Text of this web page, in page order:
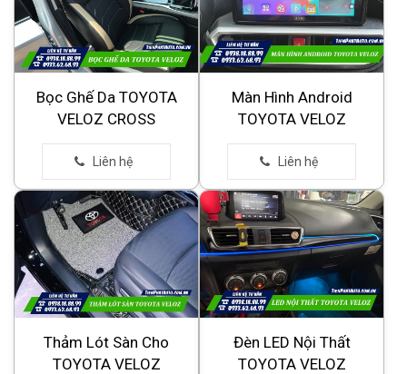
Bọc Ghế Da TOYOTA
VELOZ CROSS
Màn Hình Android
TOYOTA VELOZ
Thảm Lót Sàn Cho
TOYOTA VELOZ
Đèn LED Nội Thất
TOYOTA VELOZ